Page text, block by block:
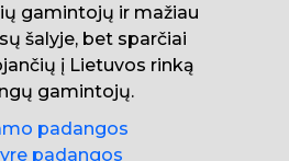
gamintojų ir mažiau
šalyje, bet sparčiai
į Lietuvos rinką
gamintojų.
padangos
padangos